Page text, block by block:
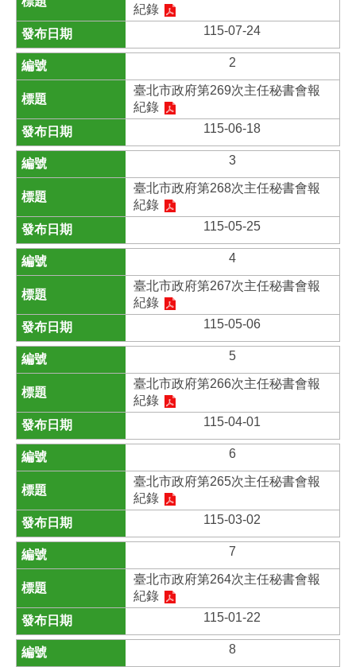
紀錄
115-07-24
2
臺北市政府第269次主任秘書會報
紀錄
115-06-18
3
臺北市政府第268次主任秘書會報
紀錄
115-05-25
4
臺北市政府第267次主任秘書會報
紀錄
115-05-06
5
臺北市政府第266次主任秘書會報
紀錄
115-04-01
6
臺北市政府第265次主任秘書會報
紀錄
115-03-02
7
臺北市政府第264次主任秘書會報
紀錄
115-01-22
8